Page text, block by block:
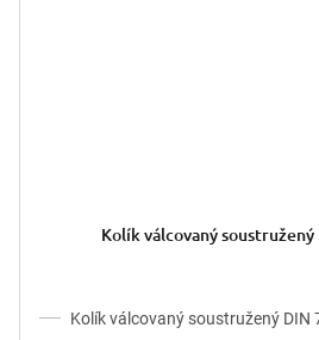
Kolík válcovaný
Kolík válcovaný soustružený DIN